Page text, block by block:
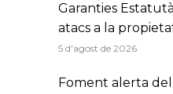
Garanties
atacs a la
5 d'agost de 2026
Foment alerta